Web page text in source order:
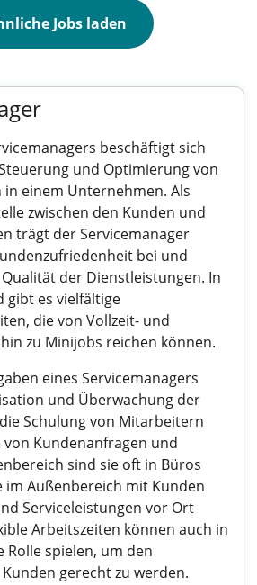
Jobs laden
beschäftigt sich
und Optimierung von
in einem Unternehmen. Als
zwischen den Kunden und
trägt der Servicemanager
bei und
der Dienstleistungen. In
gibt es vielfältige
die von Vollzeit- und
zu Minijobs reichen können.
eines Servicemanagers
und Überwachung der
Schulung von Mitarbeitern
von Kundenanfragen und
sind sie oft in Büros
im Außenbereich mit Kunden
Serviceleistungen vor Ort
Arbeitszeiten können auch in
Rolle spielen, um den
gerecht zu werden.